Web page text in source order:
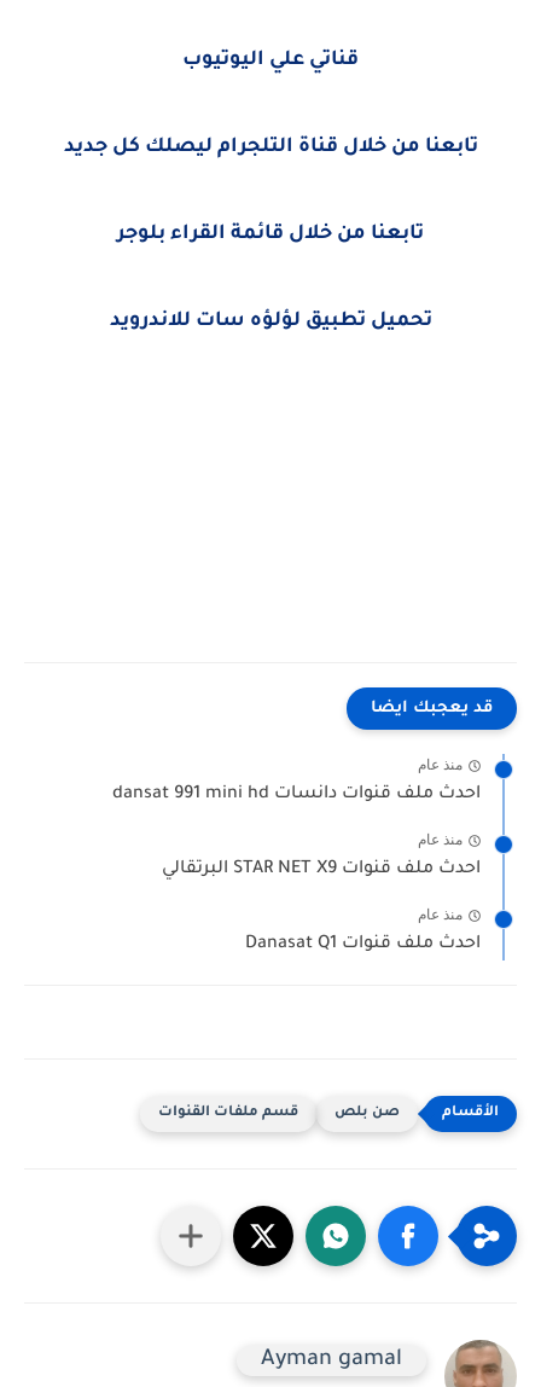
قناتي علي اليوتيوب
تابعنا من خلال قناة التلجرام ليصلك كل جديد
تابعنا من خلال قائمة القراء بلوجر
تحميل تطبيق لؤلؤه سات للاندرويد
قد يعجبك ايضا
منذ عام
احدث ملف قنوات دانسات dansat 991 mini hd
منذ عام
احدث ملف قنوات STAR NET X9 البرتقالي
منذ عام
احدث ملف قنوات Danasat Q1
صن بلص قسم ملفات القنوات
Ayman gamal